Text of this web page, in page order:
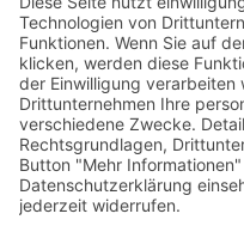
Tel. +
6259 ∎